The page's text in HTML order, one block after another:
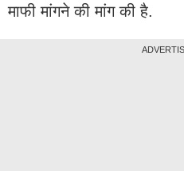
माफी मांगने की मांग की है.